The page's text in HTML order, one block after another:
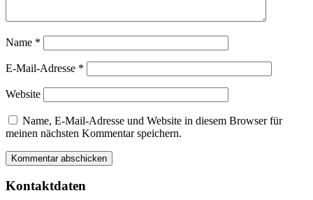
Name *
E-Mail-Adresse *
Website
Name, E-Mail-Adresse und Website in diesem Browser für
meinen nächsten Kommentar speichern.
Kontaktdaten